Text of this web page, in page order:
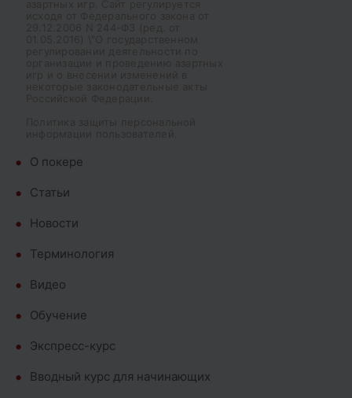
О покере
Cтатьи
Новости
Терминология
Видео
Обучение
Экспресс-курс
Вводный курс для начинающих